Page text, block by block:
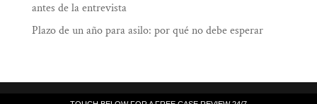
antes de la entrevista
Plazo de un año para asilo: por qué no debe esperar